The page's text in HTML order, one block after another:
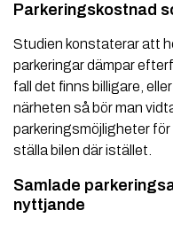
Parkeringskostnad
Studien konstaterar att
parkeringar dämpar
fall det finns billigare,
närheten så bör man
parkeringsmöjligheter
ställa bilen där istället.
Samlade
nyttjande